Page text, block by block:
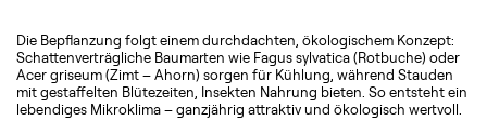
Die Bepflanzung folgt einem durchdachten, ökologischem Konzept:
Schattenverträgliche Baumarten wie Fagus sylvatica (Rotbuche) oder
Acer griseum (Zimt – Ahorn) sorgen für Kühlung, während Stauden
mit gestaffelten Blütezeiten, Insekten Nahrung bieten. So entsteht ein
lebendiges Mikroklima – ganzjährig attraktiv und ökologisch wertvoll.